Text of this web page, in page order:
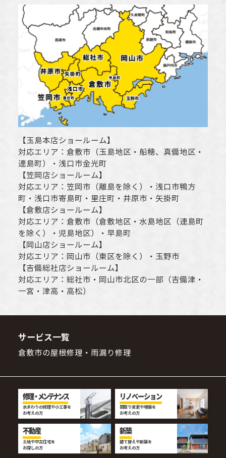
【玉島本店ショールーム】
対応エリア： 倉敷市 （玉島地区・船穂、真備地区・
連島町）・ 浅口市金光町
【笠岡店ショールーム】
対応エリア： 笠岡市（離島を除く） ・ 浅口市鴨方
町・ 浅口市寄島町・里庄町・ 井原市 ・矢掛町
【倉敷店ショールーム】
対応エリア： 倉敷市 （倉敷地区・水島地区（連島町
を除く）・児島地区）・早島町
【 岡山店ショールーム】
対応エリア： 岡山市 （東区を除く）・玉野市
【吉備総社店ショールーム】
対応エリア： 総社市 ・ 岡山市北区の一部（吉備津・
一宮・津高・高松）
サービス一覧
倉敷市の屋根修理・雨漏り修理
修理・メンテナンス
水まわりの修理や小工事を
お考えの方
リノベーション
間取り変更や増築を
お考えの方
不動産
土地や中古住宅を
お探しの方
新築
建て替えや新築を
お考えの方